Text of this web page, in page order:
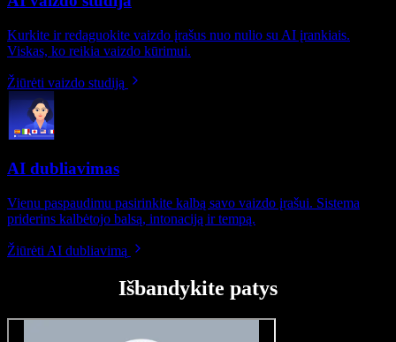
Kurkite ir redaguokite vaizdo įrašus nuo nulio su AI įrankiais.
Viskas, ko reikia vaizdo kūrimui.
Žiūrėti vaizdo studiją
AI dubliavimas
Vienu paspaudimu pasirinkite kalbą savo vaizdo įrašui. Sistema
priderins kalbėtojo balsą, intonaciją ir tempą.
Žiūrėti AI dubliavimą
Išbandykite patys